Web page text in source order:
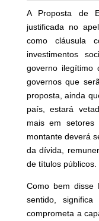
A Proposta de
justificada no
como cláusula
investimentos
governo ilegítimo
governos que
proposta, ainda
país, estará
mais em
montante deverá
da dívida,
de títulos públicos.
Como bem disse
sentido,
comprometa a